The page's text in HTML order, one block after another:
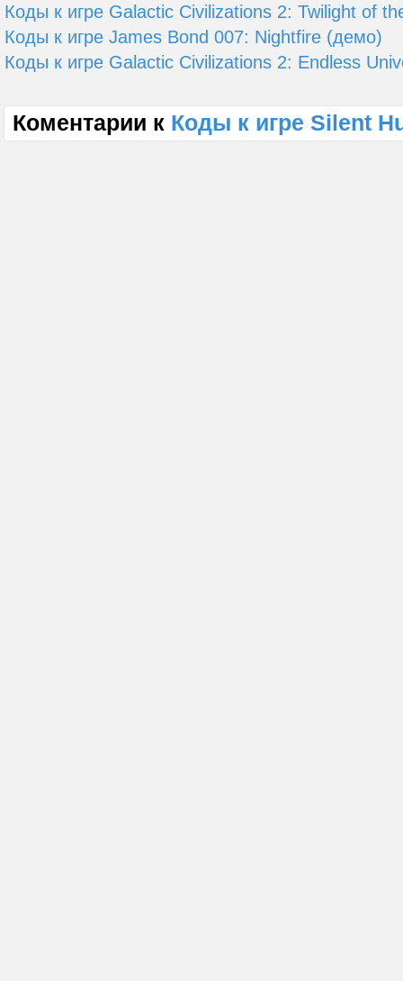
Коды к игре Galactic Civilizations 2: Twilight of
Коды к игре James Bond 007: Nightfire (демо)
Коды к игре Galactic Civilizations 2: Endless
Коментарии к Коды к игре Silent